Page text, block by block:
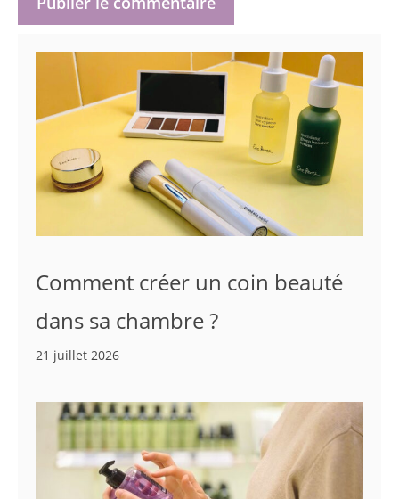
Comment créer un coin beauté
dans sa chambre ?
21 juillet 2026